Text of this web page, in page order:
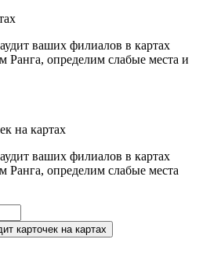
ваших филиалов в картах
Ранга, определим слабые места и
на картах
ваших филиалов в картах
Ранга, определим слабые места
карточек на картах